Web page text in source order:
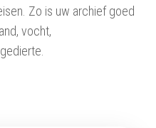
Zo is uw archief goed
vocht,